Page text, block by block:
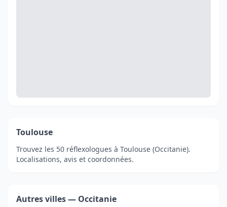
Toulouse
Trouvez les 50 réflexologues à Toulouse (Occitanie).
Localisations, avis et coordonnées.
Autres villes — Occitanie